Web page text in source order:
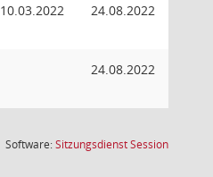
10.03.2022 24.08.2022
24.08.2022
Software:SitzungsdienstSession(Wird in